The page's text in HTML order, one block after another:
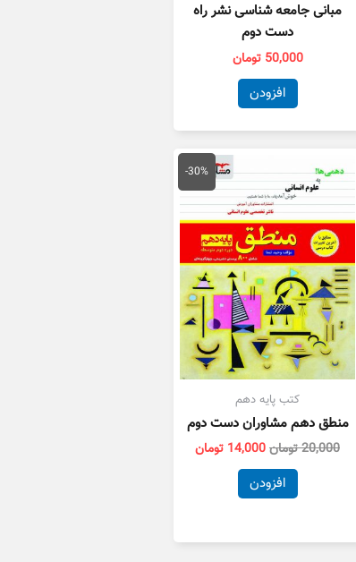
مبانی جامعه شناسی نشر راه
دست دوم
50,000 تومان
افزودن
50,000 تومان
-30%
کتب پایه دهم
منطق دهم مشاوران دست دوم
20,000تومان
اصلی
20,000 تومان
بود.
14,000 تومان
قیمت
فعلی
است.
افزودن